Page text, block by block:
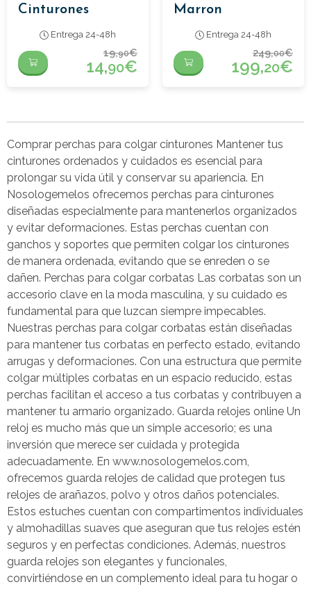
Cinturones
Entrega 24-48h
19,90€
14,90€
Marron
Entrega 24-48h
249,00€
199,20€
Comprar perchas para colgar cinturones Mantener tus
cinturones ordenados y cuidados es esencial para
prolongar su vida útil y conservar su apariencia. En
Nosologemelos ofrecemos perchas para cinturones
diseñadas especialmente para mantenerlos organizados
y evitar deformaciones. Estas perchas cuentan con
ganchos y soportes que permiten colgar los cinturones
de manera ordenada, evitando que se enreden o se
dañen. Perchas para colgar corbatas Las corbatas son un
accesorio clave en la moda masculina, y su cuidado es
fundamental para que luzcan siempre impecables.
Nuestras perchas para colgar corbatas están diseñadas
para mantener tus corbatas en perfecto estado, evitando
arrugas y deformaciones. Con una estructura que permite
colgar múltiples corbatas en un espacio reducido, estas
perchas facilitan el acceso a tus corbatas y contribuyen a
mantener tu armario organizado. Guarda relojes online Un
reloj es mucho más que un simple accesorio; es una
inversión que merece ser cuidada y protegida
adecuadamente. En www.nosologemelos.com,
ofrecemos guarda relojes de calidad que protegen tus
relojes de arañazos, polvo y otros daños potenciales.
Estos estuches cuentan con compartimentos individuales
y almohadillas suaves que aseguran que tus relojes estén
seguros y en perfectas condiciones. Además, nuestros
guarda relojes son elegantes y funcionales,
convirtiéndose en un complemento ideal para tu hogar o